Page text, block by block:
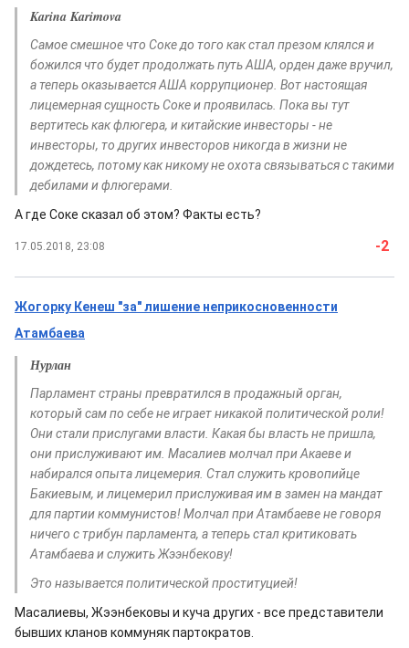
Karina Karimova
Самое смешное что Соке до того как стал презом клялся и
божился что будет продолжать путь АША, орден даже вручил,
а теперь оказывается АША коррупционер. Вот настоящая
лицемерная сущность Соке и проявилась. Пока вы тут
вертитесь как флюгера, и китайские инвесторы - не
инвесторы, то других инвесторов никогда в жизни не
дождетесь, потому как никому не охота связываться с такими
дебилами и флюгерами.
А где Соке сказал об этом? Факты есть?
17.05.2018, 23:08 -2
Жогорку Кенеш "за" лишение неприкосновенности
Атамбаева
Нурлан
Парламент страны превратился в продажный орган,
который сам по себе не играет никакой политической роли!
Они стали прислугами власти. Какая бы власть не пришла,
они прислуживают им. Масалиев молчал при Акаеве и
набирался опыта лицемерия. Стал служить кровопийце
Бакиевым, и лицемерил прислуживая им в замен на мандат
для партии коммунистов! Молчал при Атамбаеве не говоря
ничего с трибун парламента, а теперь стал критиковать
Атамбаева и служить Жээнбекову!
Это называется политической проституцией!
Масалиевы, Жээнбековы и куча других - все представители
бывших кланов коммуняк партократов.